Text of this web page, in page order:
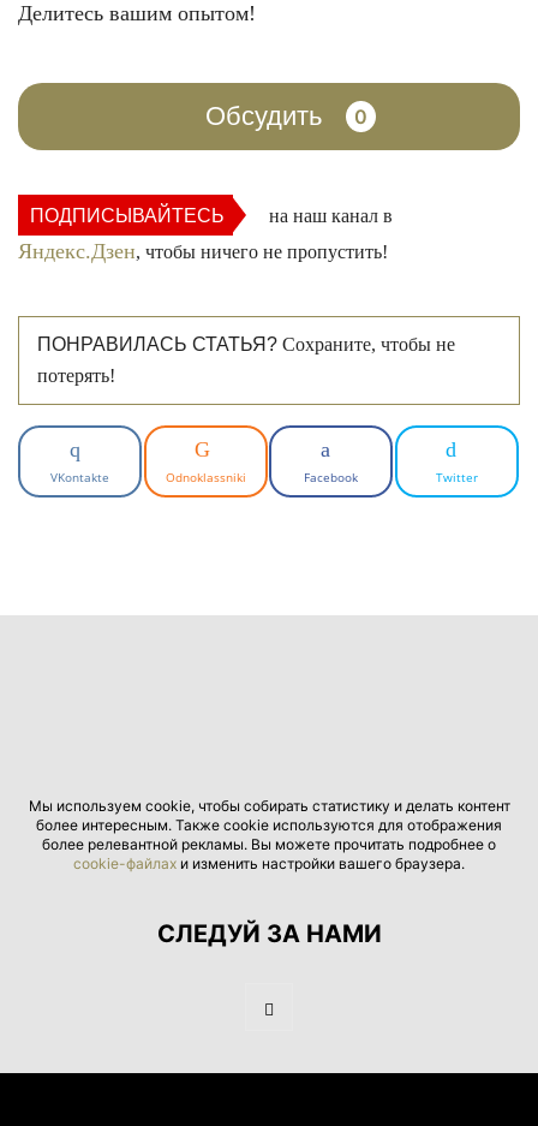
Делитесь вашим опытом!
Обсудить 0
ПОДПИСЫВАЙТЕСЬ на наш канал в
Яндекс.Дзен, чтобы ничего не пропустить!
ПОНРАВИЛАСЬ СТАТЬЯ? Сохраните, чтобы не
потерять!
VKontakte Odnoklassniki Facebook Twitter
Мы используем cookie, чтобы собирать статистику и делать контент
более интересным. Также cookie используются для отображения
более релевантной рекламы. Вы можете прочитать подробнее о
cookie-файлах и изменить настройки вашего браузера.
СЛЕДУЙ ЗА НАМИ